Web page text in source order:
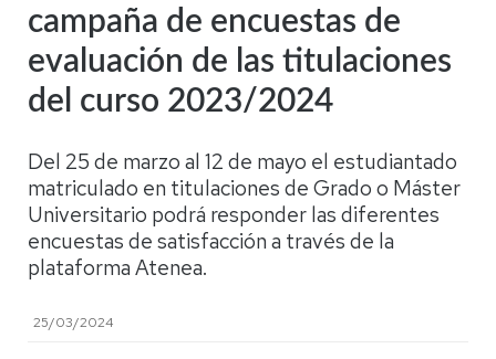
campaña de encuestas de
evaluación de las titulaciones
del curso 2023/2024
Del 25 de marzo al 12 de mayo el estudiantado
matriculado en titulaciones de Grado o Máster
Universitario podrá responder las diferentes
encuestas de satisfacción a través de la
plataforma Atenea.
25/03/2024